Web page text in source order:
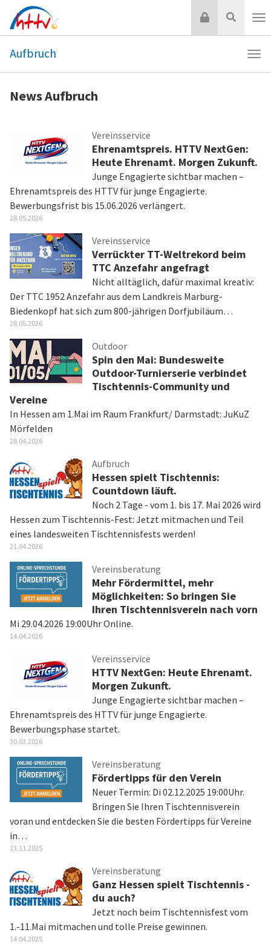
Inhalt
springen
Suche
Login
Aufbruch
News Aufbruch
Vereinsservice
Ehrenamtspreis. HTTV NextGen:
Heute Ehrenamt. Morgen Zukunft.
Junge Engagierte sichtbar machen –
Ehrenamtspreis des HTTV für junge Engagierte.
Bewerbungsfrist bis 15.06.2026 verlängert.
28.05.2026
Vereinsservice
Verrückter TT-Weltrekord beim
TTC Anzefahr angefragt
Nicht alltäglich, dafür maximal kreativ:
Der TTC 1952 Anzefahr aus dem Landkreis Marburg-
Biedenkopf hat sich zum 800-jährigen Dorfjubiläum…
28.05.2026
Outdoor
Spin den Mai: Bundesweite
Outdoor-Turnierserie verbindet
Tischtennis-Community und
Vereine
In Hessen am 1.Mai im Raum Frankfurt/ Darmstadt: JuKuZ
Mörfelden
28.04.2026
Aufbruch
Hessen spielt Tischtennis:
Countdown läuft.
Noch 2 Tage - vom 1. bis 17. Mai 2026 wird
Hessen zum Tischtennis-Fest: Jetzt mitmachen und Teil
eines landesweiten Tischtennisfests werden!
21.04.2026
Vereinsberatung
Mehr Fördermittel, mehr
Möglichkeiten: So bringen Sie
Ihren Tischtennisverein nach vorn
Mi 29.04.2026 19:00Uhr Online.
14.04.2026
Vereinsservice
HTTV NextGen: Heute Ehrenamt.
Morgen Zukunft.
Junge Engagierte sichtbar machen –
Ehrenamtspreis des HTTV für junge Engagierte.
Bewerbungsphase startet.
30.03.2026
Vereinsberatung
Fördertipps für den Verein
Neuer Termin: Di 02.12.2025 19:00Uhr.
Bringen Sie Ihren Tischtennisverein
voran und entdecken Sie die besten Fördertipps für Vereine
in…
13.11.2025
Vereinsberatung
Ganz Hessen spielt Tischtennis -
du auch?
Jetzt noch beim Tischtennisfest vom
1.-11.Mai mitmachen und tolle Preise gewinnen.
14.04.2025